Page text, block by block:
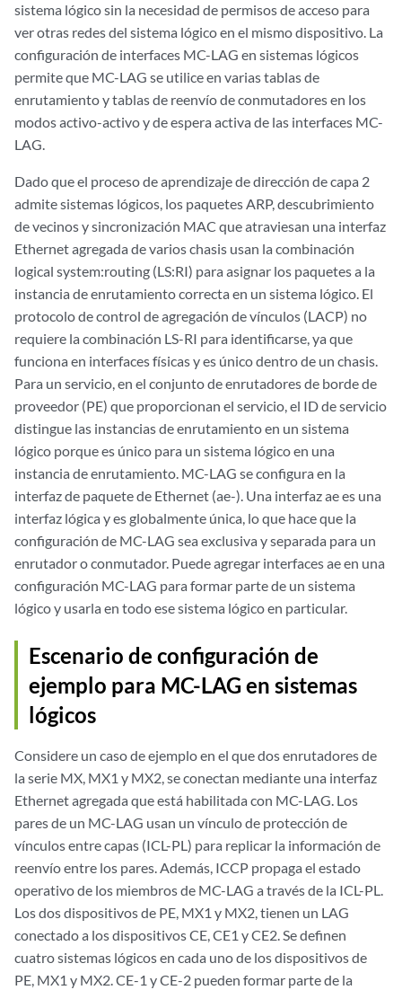
sistema lógico sin la necesidad de permisos de acceso para
ver otras redes del sistema lógico en el mismo dispositivo. La
configuración de interfaces MC-LAG en sistemas lógicos
permite que MC-LAG se utilice en varias tablas de
enrutamiento y tablas de reenvío de conmutadores en los
modos activo-activo y de espera activa de las interfaces MC-
LAG.
Dado que el proceso de aprendizaje de dirección de capa 2
admite sistemas lógicos, los paquetes ARP, descubrimiento
de vecinos y sincronización MAC que atraviesan una interfaz
Ethernet agregada de varios chasis usan la combinación
logical system:routing (LS:RI) para asignar los paquetes a la
instancia de enrutamiento correcta en un sistema lógico. El
protocolo de control de agregación de vínculos (LACP) no
requiere la combinación LS-RI para identificarse, ya que
funciona en interfaces físicas y es único dentro de un chasis.
Para un servicio, en el conjunto de enrutadores de borde de
proveedor (PE) que proporcionan el servicio, el ID de servicio
distingue las instancias de enrutamiento en un sistema
lógico porque es único para un sistema lógico en una
instancia de enrutamiento. MC-LAG se configura en la
interfaz de paquete de Ethernet (ae-). Una interfaz ae es una
interfaz lógica y es globalmente única, lo que hace que la
configuración de MC-LAG sea exclusiva y separada para un
enrutador o conmutador. Puede agregar interfaces ae en una
configuración MC-LAG para formar parte de un sistema
lógico y usarla en todo ese sistema lógico en particular.
Escenario de configuración de
ejemplo para MC-LAG en sistemas
lógicos
Considere un caso de ejemplo en el que dos enrutadores de
la serie MX, MX1 y MX2, se conectan mediante una interfaz
Ethernet agregada que está habilitada con MC-LAG. Los
pares de un MC-LAG usan un vínculo de protección de
vínculos entre capas (ICL-PL) para replicar la información de
reenvío entre los pares. Además, ICCP propaga el estado
operativo de los miembros de MC-LAG a través de la ICL-PL.
Los dos dispositivos de PE, MX1 y MX2, tienen un LAG
conectado a los dispositivos CE, CE1 y CE2. Se definen
cuatro sistemas lógicos en cada uno de los dispositivos de
PE, MX1 y MX2. CE-1 y CE-2 pueden formar parte de la